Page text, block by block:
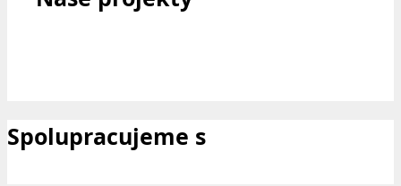
Spolupracujeme s